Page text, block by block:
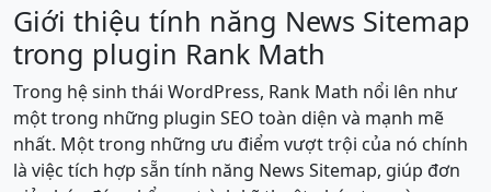
Giới thiệu tính năng News Sitemap
trong plugin Rank Math
Trong hệ sinh thái WordPress, Rank Math nổi lên như
một trong những plugin SEO toàn diện và mạnh mẽ
nhất. Một trong những ưu điểm vượt trội của nó chính
là việc tích hợp sẵn tính năng News Sitemap, giúp đơn